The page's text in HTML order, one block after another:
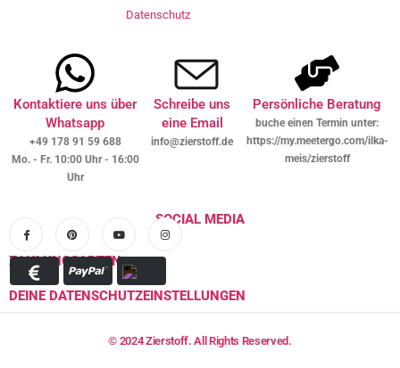
Datenschutz
Kontaktiere uns über
Whatsapp
+49 178 91 59 688
Mo. - Fr. 10:00 Uhr - 16:00
Uhr
Schreibe uns
eine Email
info@zierstoff.de
Persönliche Beratung
buche einen Termin unter:
https://my.meetergo.com/ilka-
meis/zierstoff
SOCIAL MEDIA
ZAHLUNGSARTEN
DEINE DATENSCHUTZEINSTELLUNGEN
© 2024 Zierstoff. All Rights Reserved.